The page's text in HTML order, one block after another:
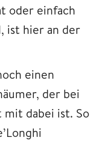
oder einfach
ist hier an der
einen
der bei
dabei ist. So